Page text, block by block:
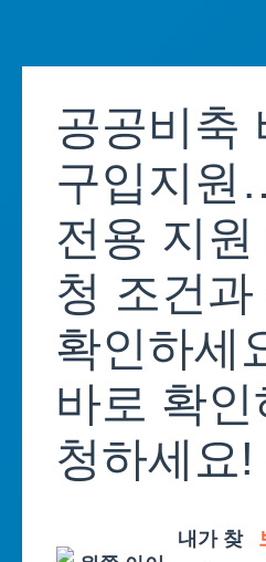
content공공비축
구입지원
전용 지원
청 조건
확인하세
바로 확인
청하세요!
내가 찾